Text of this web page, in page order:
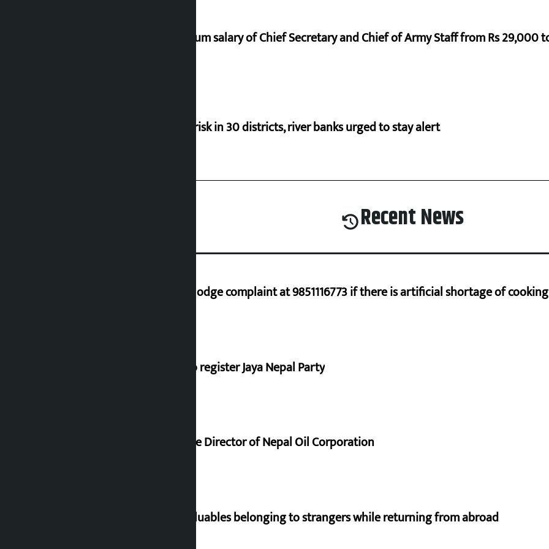
Minimum salary of Chief Secretary and Chief of Army Staff from Rs 29,000
Flood risk in 30 districts, river banks urged to stay alert
Recent News
Industry Ministry urges people to lodge complaint at 9851116773 if there is artificial shortage of
Dhawal Shumsher, Durga Prasai to register Jaya Nepal Party
Nagendra Sah appointed Executive Director of Nepal Oil Corporation
Requests not to bring gold and valuables belonging to strangers while returning from abroad